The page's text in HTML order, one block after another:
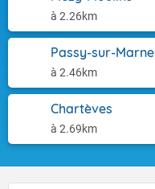
à 2.26km
Passy-sur-Marne
à 2.46km
Chartèves
à 2.69km